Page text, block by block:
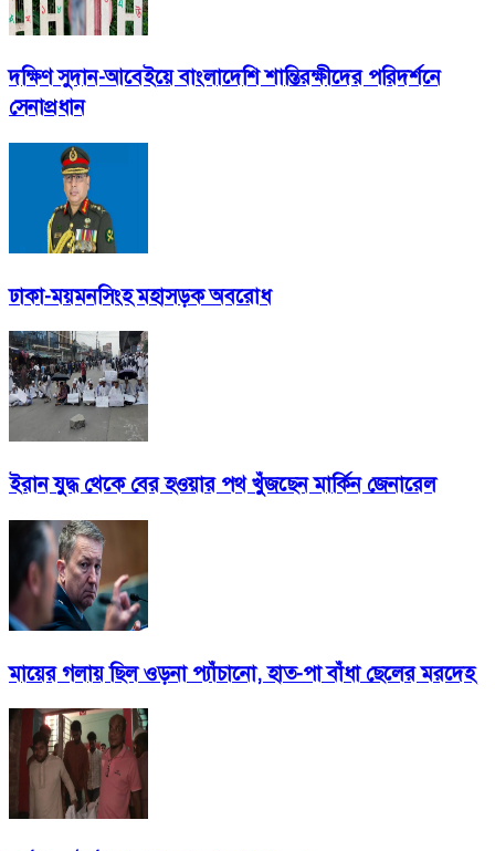
দক্ষিণ সুদান-আবেইয়ে বাংলাদেশি শান্তিরক্ষীদের পরিদর্শনে
সেনাপ্রধান
ঢাকা-ময়মনসিংহ মহাসড়ক অবরোধ
ইরান যুদ্ধ থেকে বের হওয়ার পথ খুঁজছেন মার্কিন জেনারেল
মায়ের গলায় ছিল ওড়না প্যাঁচানো, হাত-পা বাঁধা ছেলের মরদেহ